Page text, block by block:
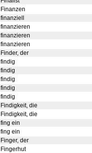
Finanzen
finanziell
finanzieren
finanzieren
finanzieren
Finder, der
findig
findig
findig
findig
findig
Findigkeit, die
Findigkeit, die
fing ein
fing ein
Finger, der
Fingerhut